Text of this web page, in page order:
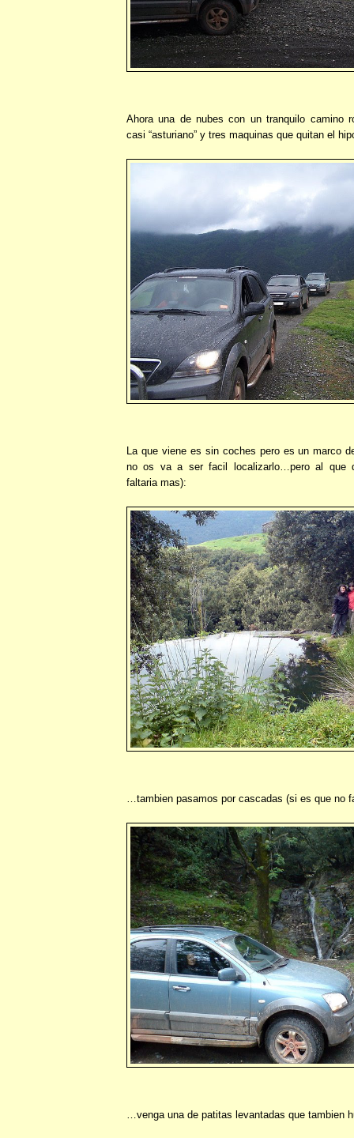
Ahora una de nubes con un tranquilo camino
casi “asturiano” y tres maquinas que quitan el
La que viene es sin coches pero es un marco
no os va a ser facil localizarlo…pero al que
faltaria mas):
…tambien pasamos por cascadas (si es que no
…venga una de patitas levantadas que tambien